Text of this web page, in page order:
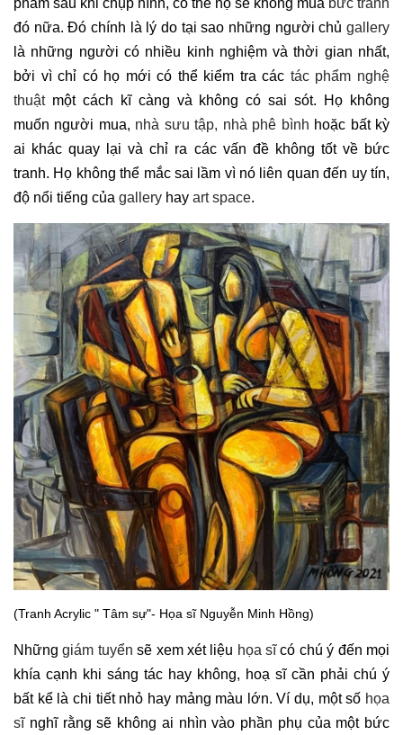
phẩm sau khi chụp hình, có thể họ sẽ không mua bức tranh
đó nữa. Đó chính là lý do tại sao những người chủ gallery
là những người có nhiều kinh nghiệm và thời gian nhất,
bởi vì chỉ có họ mới có thể kiểm tra các tác phẩm nghệ
thuậtmột cách kĩ càng và không có sai sót. Họ không
muốn người mua, nhà sưu tập, nhà phê bình hoặc bất kỳ
ai khác quay lại và chỉ ra các vấn đề không tốt về bức
tranh. Họ không thể mắc sai lầm vì nó liên quan đến uy tín,
độ nổi tiếng của gallery hay art space.
(Tranh Acrylic " Tâm sự"- Họa sĩ Nguyễn Minh Hồng)
Nhữnggiám tuyển sẽ xem xét liệu họa sĩcó chú ý đến mọi
khía cạnh khi sáng tác hay không, hoạ sĩ cần phải chú ý
bất kể là chi tiết nhỏ hay mảng màu lớn. Ví dụ, một số họa
sĩnghĩ rằng sẽ không ai nhìn vào phần phụ của một bức